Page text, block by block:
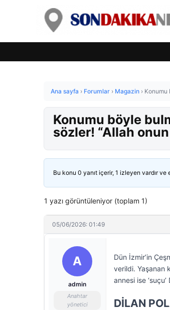
Ana sayfa › Forumlar › Magazin › Konumu
Konumu böyle
sözler! “Allah onun
Bu konu 0 yanıt içerir, 1 izleyen vardır ve
1 yazı görüntüleniyor (toplam 1)
05/06/2026: 01:49
A
admin
Anahtar
yönetici
Dün İzmir’in
verildi. Yaşanan
annesi ise
DİLAN